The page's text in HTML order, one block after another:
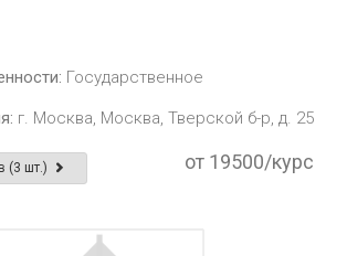
Государственное
г. Москва, Москва, Тверской б-р, д. 25
(3 шт.) от 19500/курс